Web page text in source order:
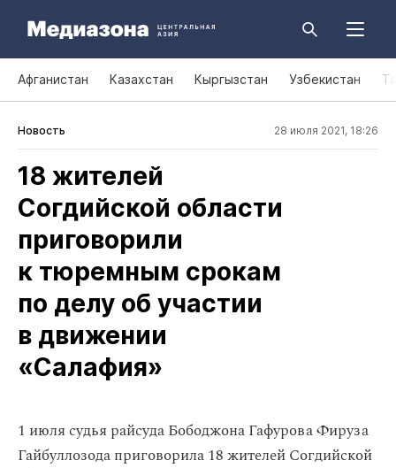
Афганистан Казахстан Кыргызстан Узбекистан
Новость 28 июля 2021, 18:26
18 жителей
Согдийской области
приговорили
к тюремным срокам
по делу об участии
в движении
«Салафия»
1 июля судья райсуда Бободжона Гафурова Фируза
Гайбуллозода приговорила 18 жителей Согдийской